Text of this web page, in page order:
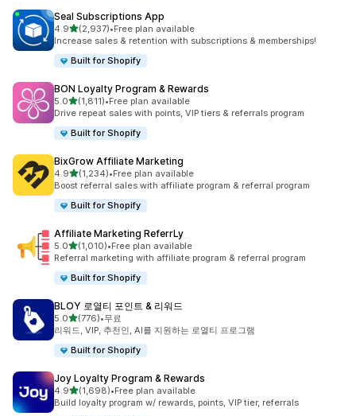
Seal Subscriptions App
4.9별 5개 중
(2,937)
총 리뷰 2937개
•Free plan available
Increase sales & retention with subscriptions & memberships!
Built for Shopify
BON Loyalty Program & Rewards
5.0별 5개 중
(1,811)
총 리뷰 1811개
•Free plan available
Drive repeat sales with points, VIP tiers & referrals program
Built for Shopify
BixGrow Affiliate Marketing
4.9별 5개 중
(1,234)
총 리뷰 1234개
•Free plan available
Boost referral sales with affiliate program & referral program
Built for Shopify
Affiliate Marketing ReferrLy
5.0별 5개 중
(1,010)
총 리뷰 1010개
•Free plan available
Referral marketing with affiliate program & referral program
Built for Shopify
BLOY 로열티 포인트 & 리워드
5.0별 5개 중
(776)
총 리뷰 776개
•무료
리워드, VIP, 추천인, AI를 지원하는 로열티 프로그램
Built for Shopify
Joy Loyalty Program & Rewards
4.9별 5개 중
(1,698)
총 리뷰 1698개
•Free plan available
Build loyalty program w/ rewards, points, VIP tier, referrals